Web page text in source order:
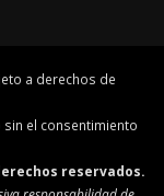
a derechos de
el consentimiento
reservados.